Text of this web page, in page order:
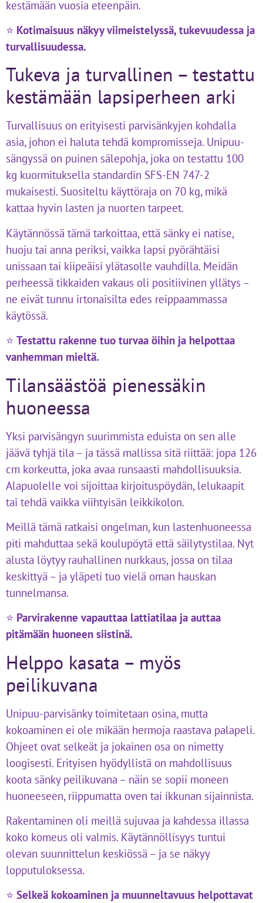
kestämään vuosia eteenpäin.
⭐ Kotimaisuus näkyy viimeistelyssä, tukevuudessa ja
turvallisuudessa.
Tukeva ja turvallinen – testattu
kestämään lapsiperheen arki
Turvallisuus on erityisesti parvisänkyjen kohdalla
asia, johon ei haluta tehdä kompromisseja. Unipuu-
sängyssä on puinen sälepohja, joka on testattu 100
kg kuormituksella standardin SFS-EN 747-2
mukaisesti. Suositeltu käyttöraja on 70 kg, mikä
kattaa hyvin lasten ja nuorten tarpeet.
Käytännössä tämä tarkoittaa, että sänky ei natise,
huoju tai anna periksi, vaikka lapsi pyörähtäisi
unissaan tai kiipeäisi ylätasolle vauhdilla. Meidän
perheessä tikkaiden vakaus oli positiivinen yllätys –
ne eivät tunnu irtonaisilta edes reippaammassa
käytössä.
⭐ Testattu rakenne tuo turvaa öihin ja helpottaa
vanhemman mieltä.
Tilansäästöä pienessäkin
huoneessa
Yksi parvisängyn suurimmista eduista on sen alle
jäävä tyhjä tila – ja tässä mallissa sitä riittää: jopa 126
cm korkeutta, joka avaa runsaasti mahdollisuuksia.
Alapuolelle voi sijoittaa kirjoituspöydän, lelukaapit
tai tehdä vaikka viihtyisän leikkikolon.
Meillä tämä ratkaisi ongelman, kun lastenhuoneessa
piti mahduttaa sekä koulupöytä että säilytystilaa. Nyt
alusta löytyy rauhallinen nurkkaus, jossa on tilaa
keskittyä – ja yläpeti tuo vielä oman hauskan
tunnelmansa.
⭐ Parvirakenne vapauttaa lattiatilaa ja auttaa
pitämään huoneen siistinä.
Helppo kasata – myös
peilikuvana
Unipuu-parvisänky toimitetaan osina, mutta
kokoaminen ei ole mikään hermoja raastava palapeli.
Ohjeet ovat selkeät ja jokainen osa on nimetty
loogisesti. Erityisen hyödyllistä on mahdollisuus
koota sänky peilikuvana – näin se sopii moneen
huoneeseen, riippumatta oven tai ikkunan sijainnista.
Rakentaminen oli meillä sujuvaa ja kahdessa illassa
koko komeus oli valmis. Käytännöllisyys tuntui
olevan suunnittelun keskiössä – ja se näkyy
lopputuloksessa.
⭐ Selkeä kokoaminen ja muunneltavuus helpottavat